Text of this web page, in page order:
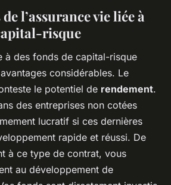
l’assurance vie liée à
risque
à des fonds de capital-risque
considérables. Le
le potentiel de rendement.
des entreprises non cotées
lucratif si ces dernières
rapide et réussi. De
à ce type de contrat, vous
au développement de